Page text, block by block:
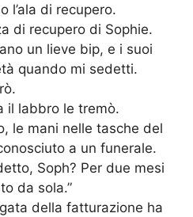
l’ala di recupero.
di recupero di Sophie.
un lieve bip, e i suoi
quando mi sedetti.
il labbro le tremò.
le mani nelle tasche del
a un funerale.
Soph? Per due mesi
da sola.”
della fatturazione ha